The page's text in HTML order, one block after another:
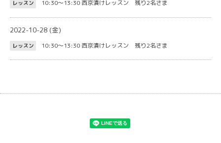
レッスン 10:30～13:30 西京漬けレッスン 残り2名さま
2022-10-28 (金)
レッスン 10:30～13:30 西京漬けレッスン 残り2名さま